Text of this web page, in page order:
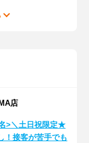
店
>＼土日祝限定★
！接客が苦手でも